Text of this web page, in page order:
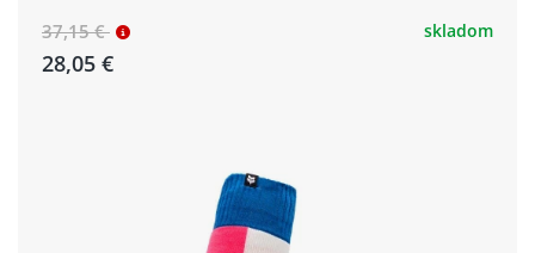
37,15 €
28,05 €
skladom